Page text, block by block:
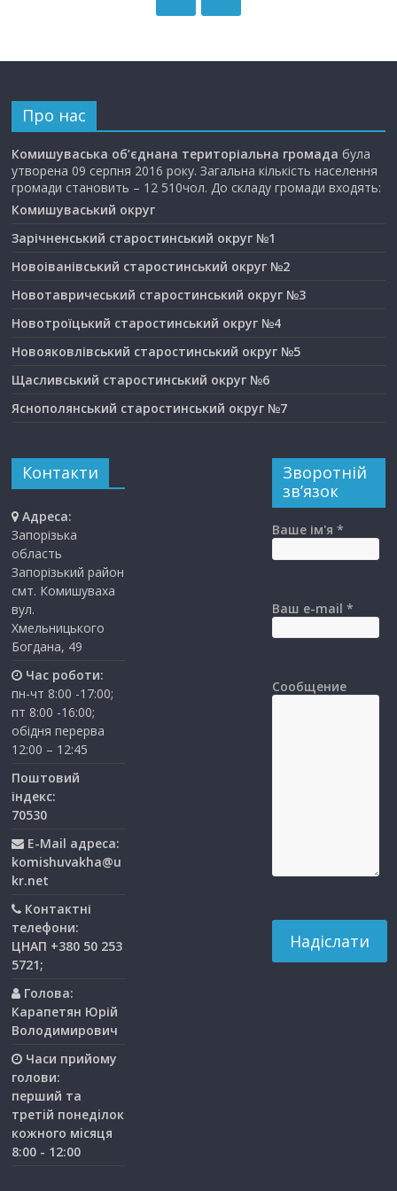
Про нас
Комишуваська об’єднана територіальна громада була
утворена 09 серпня 2016 року. Загальна кількість населення
громади становить – 12 510чол. До складу громади входять:
Комишуваський округ
Зарічненський старостинський округ №1
Новоіванівський старостинський округ №2
Новотавричеський старостинський округ №3
Новотроїцький старостинський округ №4
Новояковлівський старостинський округ №5
Щасливський старостинський округ №6
Яснополянський старостинський округ №7
Контакти
Адреса:
Запорізька
область
Запорізький район
смт. Комишуваха
вул.
Хмельницького
Богдана, 49
Час роботи:
пн-чт 8:00 -17:00;
пт 8:00 -16:00;
обідня перерва
12:00 – 12:45
Поштовий
індекс:
70530
E-Mail адреса:
komishuvakha@u
kr.net
Контактні
телефони:
ЦНАП +380 50 253
5721;
Голова:
Карапетян Юрій
Володимирович
Часи прийому
голови:
перший та
третiй понедiлок
кожного мiсяця
8:00 - 12:00
Зворотній
зв’язок
Ваше ім'я *
Ваш e-mail *
Сообщение